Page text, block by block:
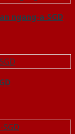
ngang-a-SGD